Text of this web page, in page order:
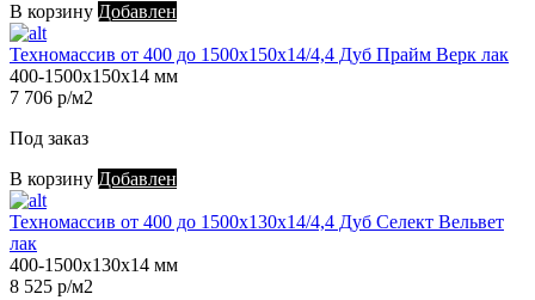
В корзину Добавлен
Техномассив от 400 до 1500х150х14/4,4 Дуб Прайм Верк лак
400-1500х150х14 мм
7 706 р/м2
Под заказ
В корзину Добавлен
Техномассив от 400 до 1500х130х14/4,4 Дуб Селект Вельвет
лак
400-1500х130х14 мм
8 525 р/м2